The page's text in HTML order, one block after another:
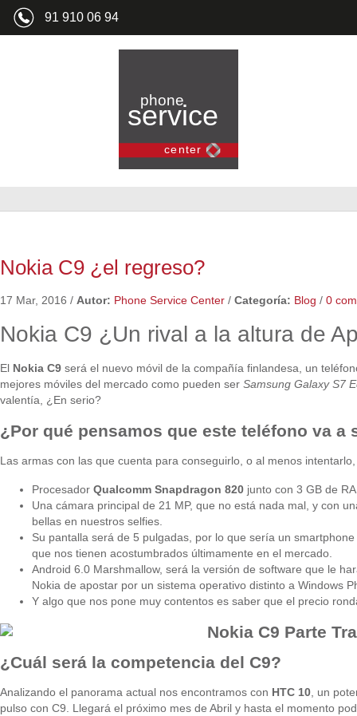
91 910 06 94
Nokia C9 ¿el regreso?
17 Mar, 2016 / Autor: Phone Service Center / Categoría: Blog / 0
Nokia C9 ¿Un rival a la altura de
El Nokia C9 será el nuevo móvil de la compañía finlandesa, un
mejores móviles del mercado como pueden ser Samsung Galaxy S7
valentía, ¿En serio?
¿Por qué pensamos que este teléfono va a
Las armas con las que cuenta para conseguirlo, o al menos
Procesador Qualcomm Snapdragon 820 junto con 3 GB de
Una cámara principal de 21 MP, que no está nada mal, y con
bellas en nuestros selfies.
Su pantalla será de 5 pulgadas, por lo que sería un
que nos tienen acostumbrados últimamente en el mercado.
Android 6.0 Marshmallow, será la versión de software que le
Nokia de apostar por un sistema operativo distinto a Windows
Y algo que nos pone muy contentos es saber que el precio
¿Cuál será la competencia del C9?
Analizando el panorama actual nos encontramos con HTC 10, un
pulso con C9. Llegará el próximo mes de Abril y hasta el momento